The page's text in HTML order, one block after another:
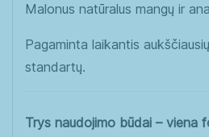
Malonus natūralus mangų ir
Pagaminta laikantis
standartų.
Trys naudojimo būdai – viena